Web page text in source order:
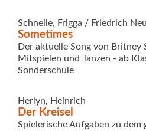
Schnelle, Frigga / Friedrich
Sometimes
Der aktuelle Song von Britney
Mitspielen und Tanzen - ab
Sonderschule
Herlyn, Heinrich
Der Kreisel
Spielerische Aufgaben zu dem